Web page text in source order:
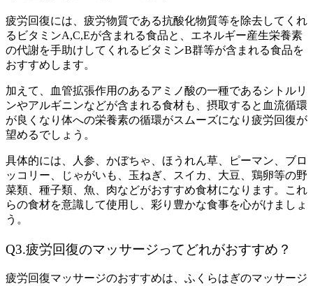
疲労回復には、疲労物質である抗酸化物質等を除去してくれ
る ビタミンA,C,Eが含まれる食品と、エネルギー産生栄養素
の代謝を手助けしてくれる ビタミンB群等が含まれる食品を
おすすめします。
加えて、血管拡張作用のあるアミノ酸の一種である シトルリ
ンやアルギニンなどが含まれる食材も、摂取すると血流循環
が良くなり体への栄養素の循環がスムーズになり疲労回復が
望めるでしょう。
具体的には、
人参、かぼちゃ、ほうれん草、ピーマン、ブロ
ッコリー、じゃがいも、玉ねぎ、スイカ、大豆、鶏卵等の野
菜類、種子類、魚、肉などがおすすめ食材になります。これ
らの食材を意識して使用し、彩り豊かな食事を心がけましょ
う。
Q3.疲労回復のマッサージってどれがおすすめ ？
疲労回復マッサージのおすすめは、 ふくらはぎのマッサージ